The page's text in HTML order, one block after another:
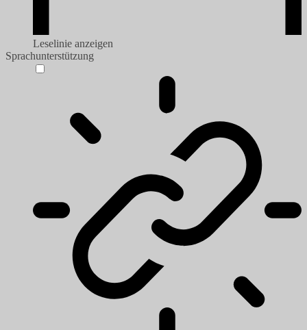
Leselinie anzeigen
Sprachunterstützung